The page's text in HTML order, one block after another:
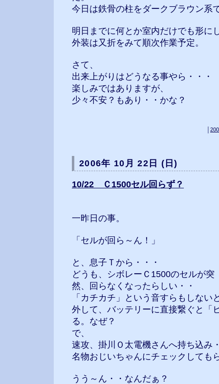
今日は鉄骨の柱をダークブラウン系
明日までに何とか室内だけでも形に
外装は又折をみて順次作業予定。
さて、
出来上がりはどうなる事やら・・・
楽しみではありますが、
少々不安？もあり・・かな？
2006年 10月 22日 (日)
10/22 Ｃ1500セル回らず？
一昨日の事。
「セルが回ら～ん！」
と、息子Ｔから・・・
どうも、シボレーＣ1500のセルが突
然、回らなくなったらしい・・
「カチカチ」という音すらもしない
外して、バッテリーに直接繋ぐと「
る。なぜ？
で、
速攻、掛川Ｏ太電機さんへ持ち込み
名物おじいちゃんにチェックしても
うう～ん・・なんだぁ？